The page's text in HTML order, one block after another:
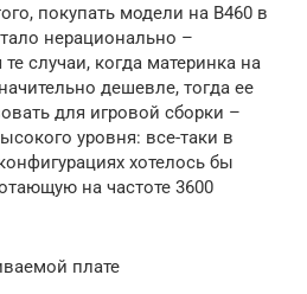
покупать модели на B460 в
нерационально –
случаи, когда материнка на
дешевле, тогда ее
для игровой сборки –
уровня: все-таки в
хотелось бы
на частоте 3600
плате